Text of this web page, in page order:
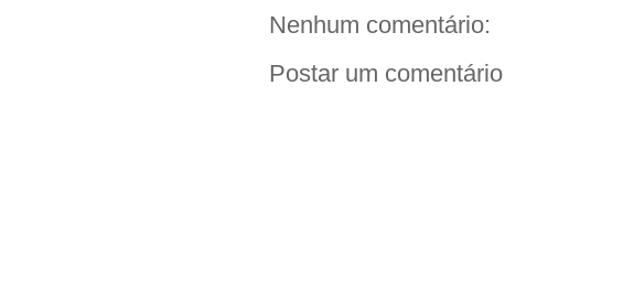
Nenhum comentário:
Postar um comentário